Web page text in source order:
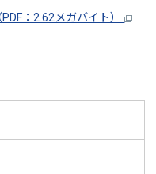
：2.62メガバイト）